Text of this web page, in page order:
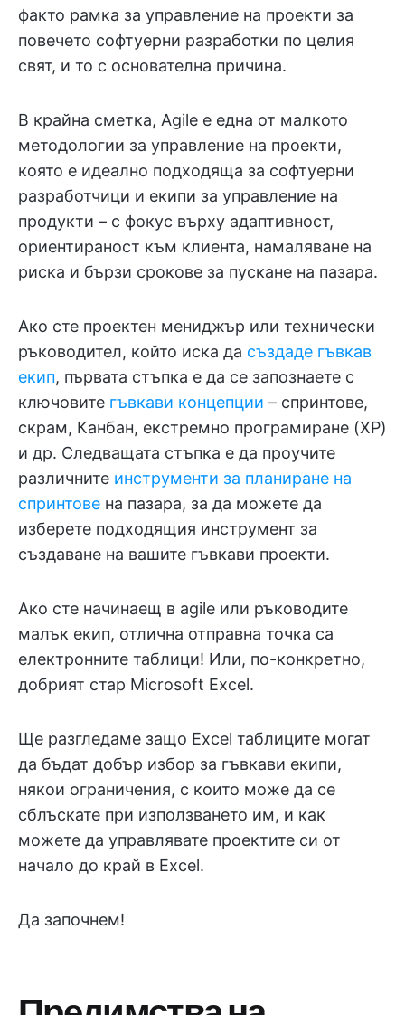
факто рамка за управление на проекти за
повечето софтуерни разработки по целия
свят, и то с основателна причина.
В крайна сметка, Agile е една от малкото
методологии за управление на проекти,
която е идеално подходяща за софтуерни
разработчици и екипи за управление на
продукти – с фокус върху адаптивност,
ориентираност към клиента, намаляване на
риска и бързи срокове за пускане на пазара.
Ако сте проектен мениджър или технически
ръководител, който иска да създаде гъвкав
екип, първата стъпка е да се запознаете с
ключовите гъвкави концепции – спринтове,
скрам, Канбан, екстремно програмиране (XP)
и др. Следващата стъпка е да проучите
различните инструменти за планиране на
спринтове на пазара, за да можете да
изберете подходящия инструмент за
създаване на вашите гъвкави проекти.
Ако сте начинаещ в agile или ръководите
малък екип, отлична отправна точка са
електронните таблици! Или, по-конкретно,
добрият стар Microsoft Excel.
Ще разгледаме защо Excel таблиците могат
да бъдат добър избор за гъвкави екипи,
някои ограничения, с които може да се
сблъскате при използването им, и как
можете да управлявате проектите си от
начало до край в Excel.
Да започнем!